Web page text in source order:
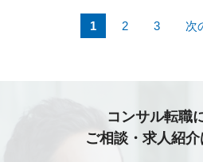
割を担っていただきます。社
橋渡しとしての役割を実施し
題の社内データ専門家への伝
ンティストやデータエンジニ
タ・ソリューションの検討 5.
1 2 3 次
コンサル転職
ご相談・求人紹